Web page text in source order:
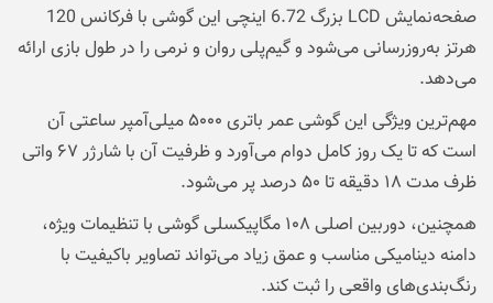
صفحه‌نمایش LCD بزرگ 6.72 اینچی این گوشی با فرکانس 120
هرتز به‌روزرسانی می‌شود و گیم‌پلی روان و نرمی را در طول بازی ارائه
می‌دهد.
مهم‌ترین ویژگی‌ این گوشی عمر باتری ۵۰۰۰ میلی‌آمپر ساعتی آن
است که تا یک روز کامل دوام می‌‌آورد و ظرفیت آن با شارژر ۶۷ واتی
ظرف مدت ۱۸ دقیقه تا ۵۰ درصد پر می‌شود.
همچنین، دوربین اصلی ۱۰۸ مگاپیکسلی گوشی با تنظیمات ویژه،
دامنه دینامیکی مناسب و عمق زیاد می‌تواند تصاویر باکیفیت با
رنگ‌بندی‌های واقعی را ثبت کند.